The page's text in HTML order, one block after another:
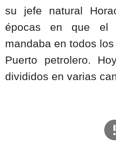
su jefe natural
épocas en que el
mandaba en todos
Puerto petrolero.
divididos en varias